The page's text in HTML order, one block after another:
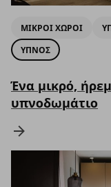
ΜΙΚΡΟΙ ΧΩΡΟΙ
ΥΠΝΟΣ
Ένα μικρό,
υπνοδωμάτιο